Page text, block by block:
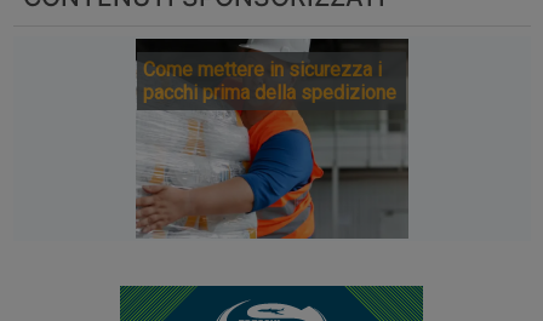
Come mettere in sicurezza i
pacchi prima della spedizione